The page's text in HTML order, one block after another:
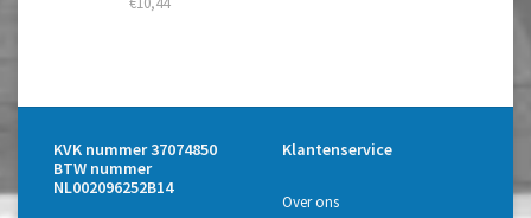
KVK nummer 37074850
BTW nummer
NL002096252B14
Klantenservice
Over ons